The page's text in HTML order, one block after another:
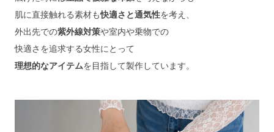
肌に直接触れる素材も快適さと通気性を考え、
外出先での紫外線対策や室内や乗物での
快適さを追求する女性にとって
理想的なアイテムを目指して製作しています。